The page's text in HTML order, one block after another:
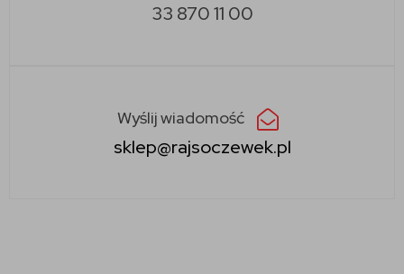
33 870 11 00
Wyślij wiadomość
sklep@rajsoczewek.pl